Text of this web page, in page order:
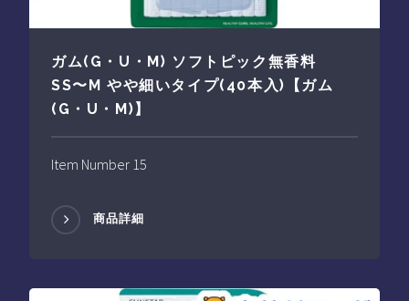
ガム(G・U・M) ソフトピック無香料
SS〜M やや細いタイプ(40本入)【ガム
(G・U・M)】
Item Number 15
商品詳細